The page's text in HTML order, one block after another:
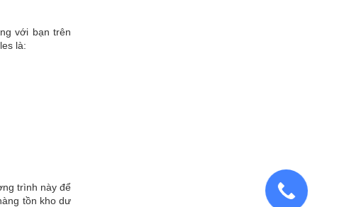
với bạn trên
là:
trình này để
tồn kho dư